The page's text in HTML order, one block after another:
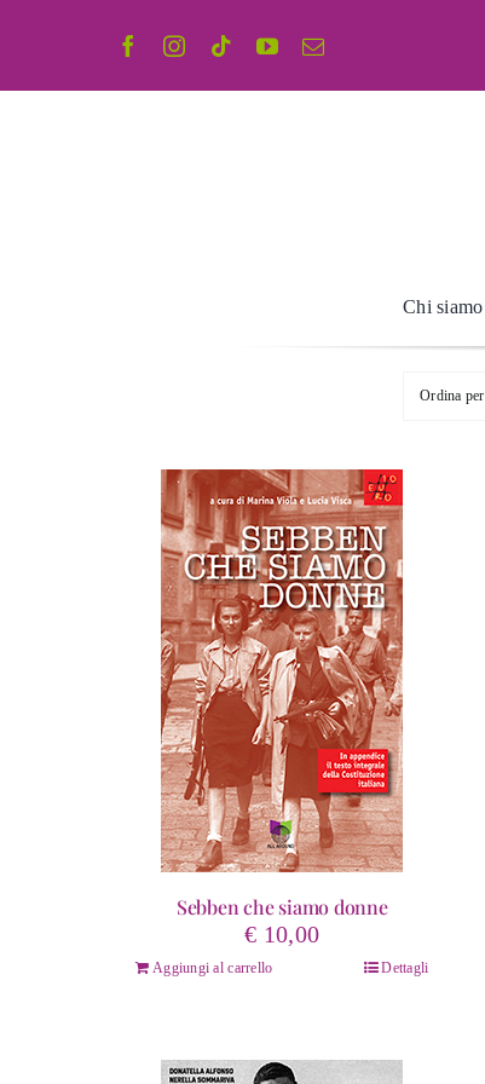
Chi siamo
Ordina per
Sebben che siamo donne
€ 10,00
Aggiungi al carrello Dettagli